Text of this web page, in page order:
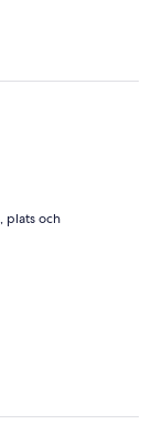
plats och